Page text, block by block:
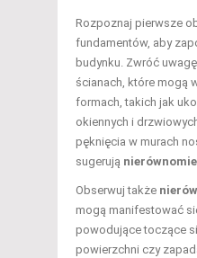
Rozpoznaj pierwsze
fundamentów, aby
budynku. Zwróć
ścianach, które mogą
formach, takich jak
okiennych i
pęknięcia w murach
sugerują
Obserwuj także
mogą manifestować
powodujące toczące
powierzchni czy